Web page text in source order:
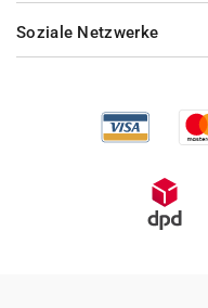
Soziale Netzwerke